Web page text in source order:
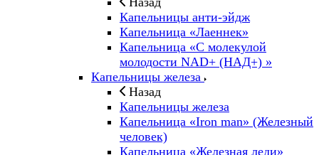
Капельницы анти-эйдж
Капельница «Лаеннек»
Капельница «С молекулой
молодости NAD+ (НАД+) »
Капельницы железа
Назад
Капельницы железа
Капельница «Iron man» (Железный
человек)
Капельница «Железная леди»